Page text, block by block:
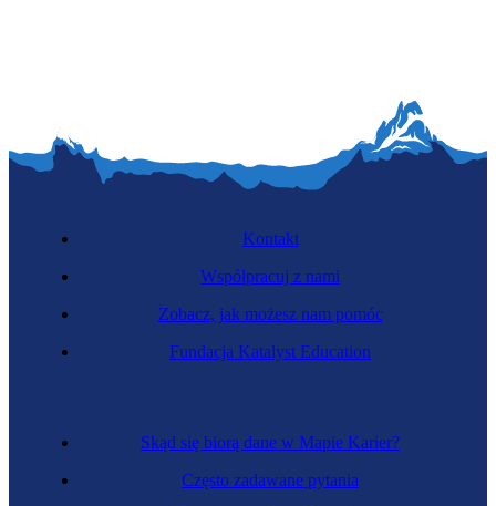
Skąd się biorą dane w Mapie Karier?
Często zadawane pytania
Kontakt
Współpracuj z nami
Zobacz, jak możesz nam pomóc
Fundacja Katalyst Education